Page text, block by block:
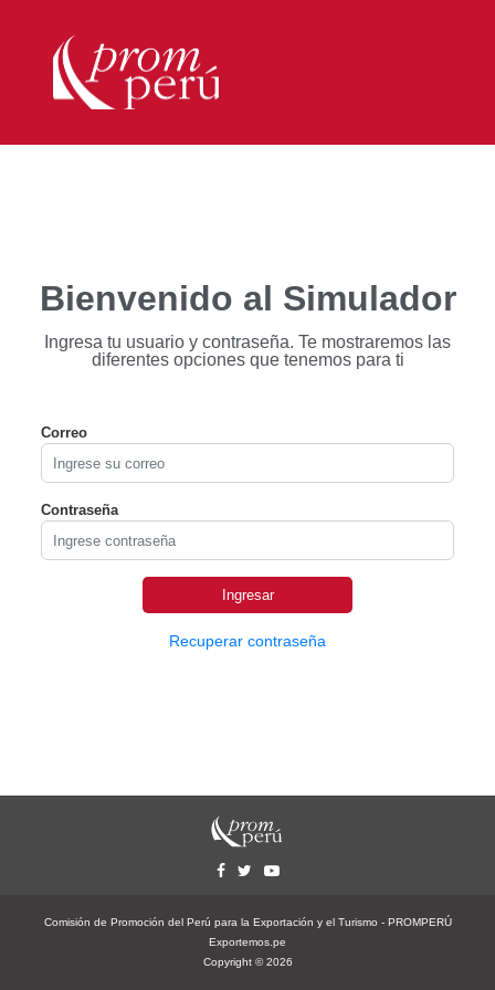
Bienvenido al Simulador
Ingresa tu usuario y contraseña. Te mostraremos las
diferentes opciones que tenemos para ti
Correo
Contraseña
Recuperar contraseña
Comisión de Promoción del Perú para la Exportación y el Turismo - PROMPERÚ
Exportemos.pe
Copyright © 2026